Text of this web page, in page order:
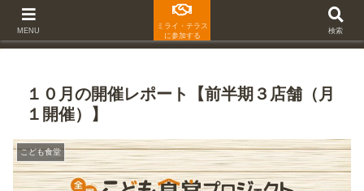
１０月の開催レポート【前半期３店舗（月
１開催）】
こども食堂
MENU
ミライ・テラス
に参加する
検索